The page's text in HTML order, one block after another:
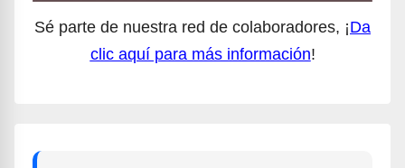
Sé parte de nuestra red de colaboradores, ¡Da
clic aquí para más información!